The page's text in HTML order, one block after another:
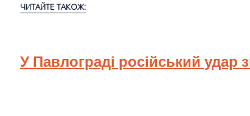
ЧИТАЙТЕ ТАКОЖ:
У Павлограді російський